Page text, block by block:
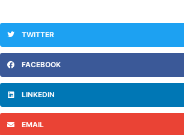
TWITTER
FACEBOOK
LINKEDIN
EMAIL